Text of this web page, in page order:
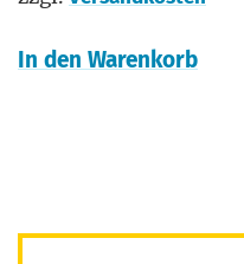
In den Warenkorb